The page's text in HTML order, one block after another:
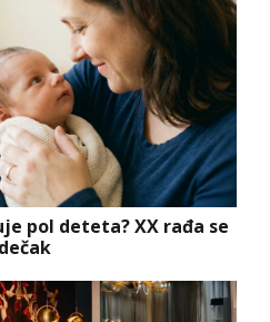
pol deteta? XX rađa se